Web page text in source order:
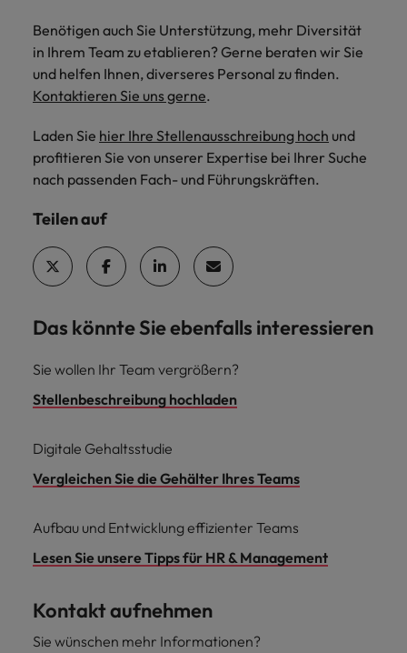
Benötigen auch Sie Unterstützung, mehr Diversität
in Ihrem Team zu etablieren? Gerne beraten wir Sie
und helfen Ihnen, diverseres Personal zu finden.
Kontaktieren Sie uns gerne.
Laden Sie hier Ihre Stellenausschreibung hoch und
profitieren Sie von unserer Expertise bei Ihrer Suche
nach passenden Fach- und Führungskräften.
Teilen auf
Das könnte Sie ebenfalls interessieren
Sie wollen Ihr Team vergrößern?
Stellenbeschreibung hochladen
Digitale Gehaltsstudie
Vergleichen Sie die Gehälter Ihres Teams
Aufbau und Entwicklung effizienter Teams
Lesen Sie unsere Tipps für HR & Management
Kontakt aufnehmen
Sie wünschen mehr Informationen?